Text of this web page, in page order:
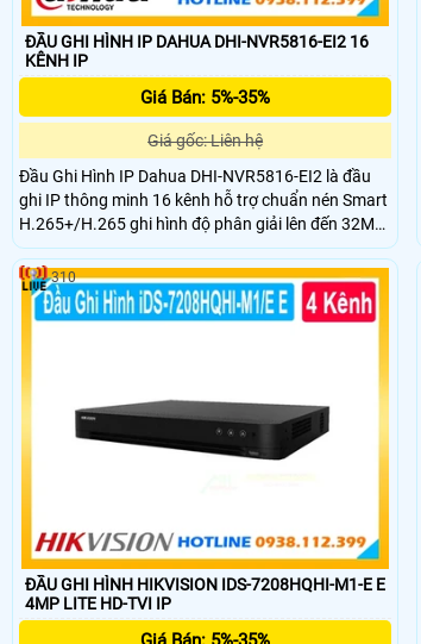
ĐẦU GHI HÌNH IP DAHUA DHI-NVR5816-EI2 16
KÊNH IP
Giá Bán: 5%-35%
Giá gốc: Liên hệ
Đầu Ghi Hình IP Dahua DHI-NVR5816-EI2 là đầu
ghi IP thông minh 16 kênh hỗ trợ chuẩn nén Smart
H.265+/H.265 ghi hình độ phân giải lên đến 32MP
và xuất hình 8K HDMI. Hỗ trợ 8 ổ cứng dung lượng
tối đa mỗi ổ 20TB Hỗ trợ kết nối nhiều thương hiệu
camera với chuẩn tương thích ONVIF
ĐẦU GHI HÌNH HIKVISION IDS-7208HQHI-M1-E E
4MP LITE HD-TVI IP
310